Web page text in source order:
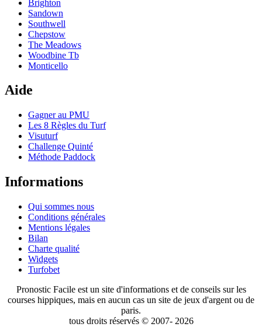
Brighton
Sandown
Southwell
Chepstow
The Meadows
Woodbine Tb
Monticello
Aide
Gagner au PMU
Les 8 Règles du Turf
Visuturf
Challenge Quinté
Méthode Paddock
Informations
Qui sommes nous
Conditions générales
Mentions légales
Bilan
Charte qualité
Widgets
Turfobet
Pronostic Facile est un site d'informations et de conseils sur les
courses hippiques, mais en aucun cas un site de jeux d'argent ou de
paris.
tous droits réservés © 2007- 2026